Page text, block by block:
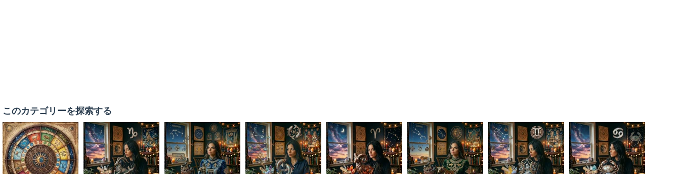
このカテゴリーを探索する